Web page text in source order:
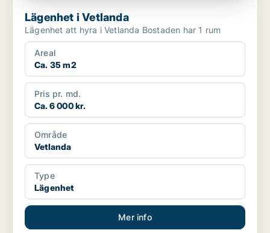
Lägenhet i Vetlanda
Lägenhet att hyra i Vetlanda Bostaden har 1 rum
Areal
Ca. 35 m2
Pris pr. md.
Ca. 6 000 kr.
Område
Vetlanda
Type
Lägenhet
Mer info